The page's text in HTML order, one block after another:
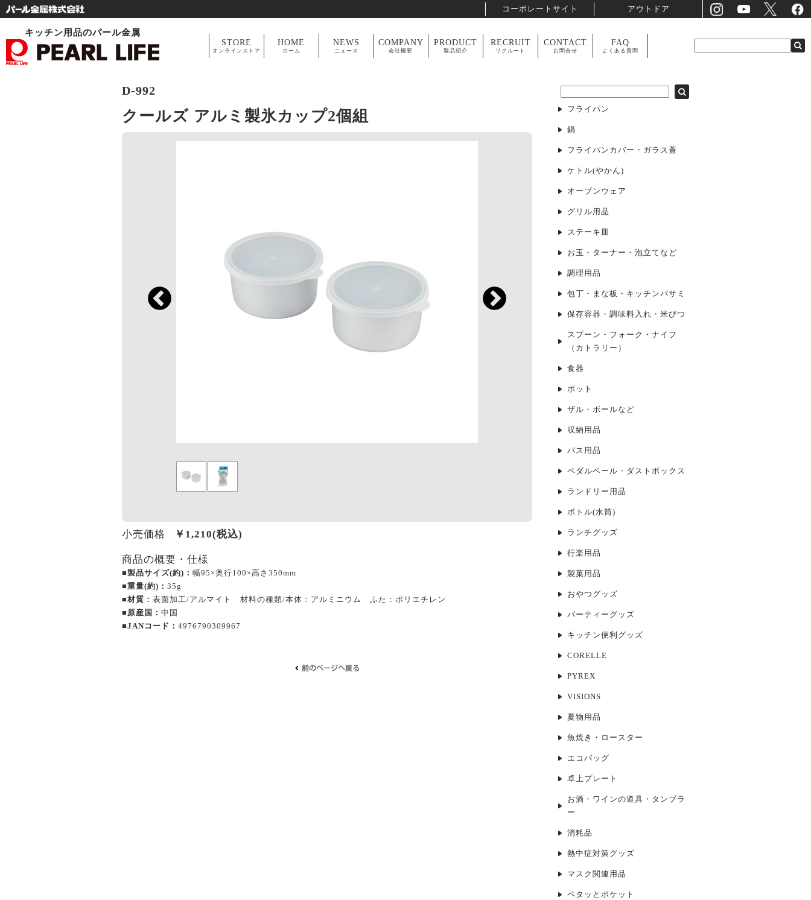
コーポレートサイト アウトドア
キッチン用品のパール金属
STORE
オンラインストア
HOME
ホーム
NEWS
ニュース
COMPANY
会社概要
PRODUCT
製品紹介
RECRUIT
リクルート
CONTACT
お問合せ
FAQ
よくある質問
D-992
クールズ アルミ製氷カップ2個組
小売価格 ￥ 1,210(税込)
商品の概要・仕様
■製品サイズ(約)： 幅95×奥行100×高さ350mm
■重量(約)： 35g
■材質： 表面加工/アルマイト 材料の種類/本体：アルミニウム ふた：ポリエチレン
■原産国： 中国
■JANコード： 4976790309967
フライパン
鍋
フライパンカバー・ガラス蓋
ケトル(やかん)
オーブンウェア
グリル用品
ステーキ皿
お玉・ターナー・泡立てなど
調理用品
包丁・まな板・キッチンバサミ
保存容器・調味料入れ・米びつ
スプーン・フォーク・ナイフ
（カトラリー）
食器
ポット
ザル・ボールなど
収納用品
バス用品
ペダルペール・ダストボックス
ランドリー用品
ボトル(水筒)
ランチグッズ
行楽用品
製菓用品
おやつグッズ
パーティーグッズ
キッチン便利グッズ
CORELLE
PYREX
VISIONS
夏物用品
魚焼き・ロースター
エコバッグ
卓上プレート
お酒・ワインの道具・タンブラ
ー
消耗品
熱中症対策グッズ
マスク関連用品
ペタッとポケット